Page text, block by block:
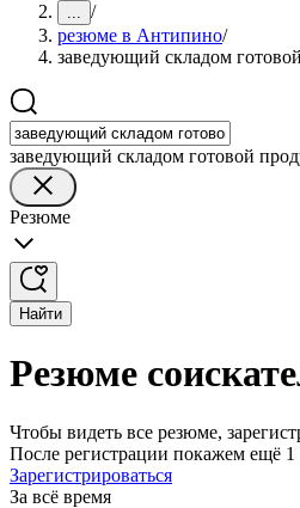
... /
резюме в Антипино/
заведующий складом
заведующий складом готовой
Резюме
Найти
Резюме
Чтобы видеть все резюме,
После регистрации покажем ещё
Зарегистрироваться
За всё время